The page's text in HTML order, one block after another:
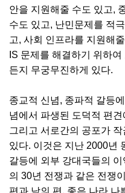
안을 지원해줄 수도 있고,
수도 있고, 난민문제를 적
고, 사회 인프라를 지원해
IS 문제를 해결하기 위하
든지 무궁무진하게 있다.
종교적 신념, 종파적 갈등
념에서 파생된 도덕적 편
그리고 서로간의 공포가
있다. 이것은 지난 2000년
갈등에 외부 강대국들의
의 30년 전쟁과 같은 전쟁
편과 남의 편, 좋은 나라 나